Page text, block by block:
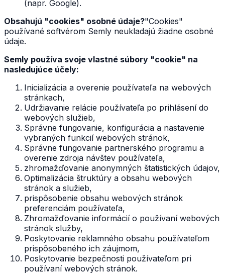
(napr. Google).
Obsahujú "cookies" osobné údaje?"Cookies"
používané softvérom Semly neukladajú žiadne osobné
údaje.
Semly používa svoje vlastné súbory "cookie" na
nasledujúce účely:
Inicializácia a overenie používateľa na webových
stránkach,
Udržiavanie relácie používateľa po prihlásení do
webových služieb,
Správne fungovanie, konfigurácia a nastavenie
vybraných funkcií webových stránok,
Správne fungovanie partnerského programu a
overenie zdroja návštev používateľa,
zhromažďovanie anonymných štatistických údajov,
Optimalizácia štruktúry a obsahu webových
stránok a služieb,
prispôsobenie obsahu webových stránok
preferenciám používateľa,
Zhromažďovanie informácií o používaní webových
stránok služby,
Poskytovanie reklamného obsahu používateľom
prispôsobeného ich záujmom,
Poskytovanie bezpečnosti používateľom pri
používaní webových stránok.